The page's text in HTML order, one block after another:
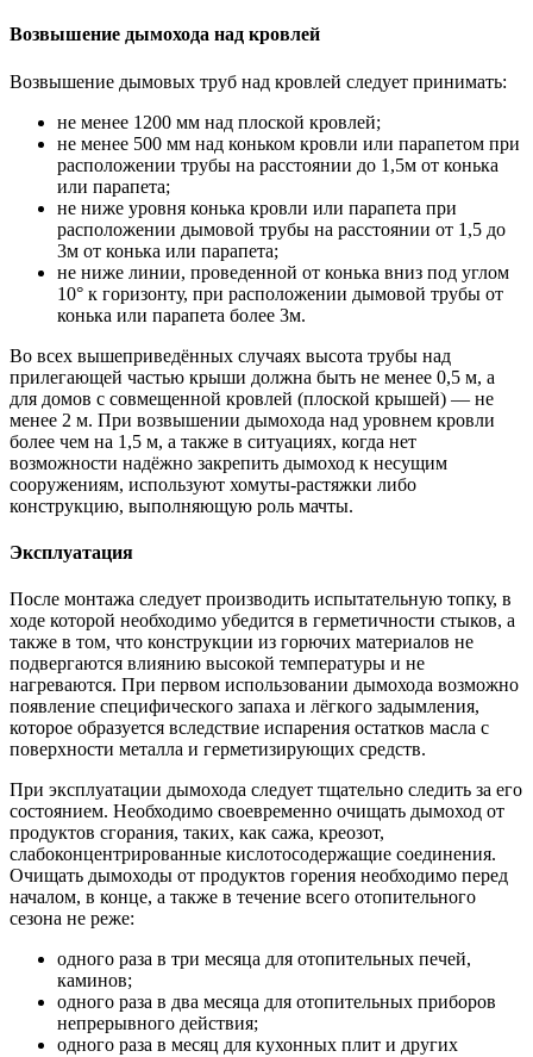
Возвышение дымохода над кровлей
Возвышение дымовых труб над кровлей следует принимать:
не менее 1200 мм над плоской кровлей;
не менее 500 мм над коньком кровли или парапетом при
расположении трубы на расстоянии до 1,5м от конька
или парапета;
не ниже уровня конька кровли или парапета при
расположении дымовой трубы на расстоянии от 1,5 до
3м от конька или парапета;
не ниже линии, проведенной от конька вниз под углом
10° к горизонту, при расположении дымовой трубы от
конька или парапета более 3м.
Во всех вышеприведённых случаях высота трубы над
прилегающей частью крыши должна быть не менее 0,5 м, а
для домов с совмещенной кровлей (плоской крышей) — не
менее 2 м. При возвышении дымохода над уровнем кровли
более чем на 1,5 м, а также в ситуациях, когда нет
возможности надёжно закрепить дымоход к несущим
сооружениям, используют хомуты-растяжки либо
конструкцию, выполняющую роль мачты.
Эксплуатация
После монтажа следует производить испытательную топку, в
ходе которой необходимо убедится в герметичности стыков, а
также в том, что конструкции из горючих материалов не
подвергаются влиянию высокой температуры и не
нагреваются. При первом использовании дымохода возможно
появление специфического запаха и лёгкого задымления,
которое образуется вследствие испарения остатков масла с
поверхности металла и герметизирующих средств.
При эксплуатации дымохода следует тщательно следить за его
состоянием. Необходимо своевременно очищать дымоход от
продуктов сгорания, таких, как сажа, креозот,
слабоконцентрированные кислотосодержащие соединения.
Очищать дымоходы от продуктов горения необходимо перед
началом, в конце, а также в течение всего отопительного
сезона не реже:
одного раза в три месяца для отопительных печей,
каминов;
одного раза в два месяца для отопительных приборов
непрерывного действия;
одного раза в месяц для кухонных плит и других